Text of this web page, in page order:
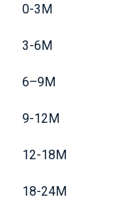
0-3M
3-6M
6–9M
9-12M
12-18M
18-24M